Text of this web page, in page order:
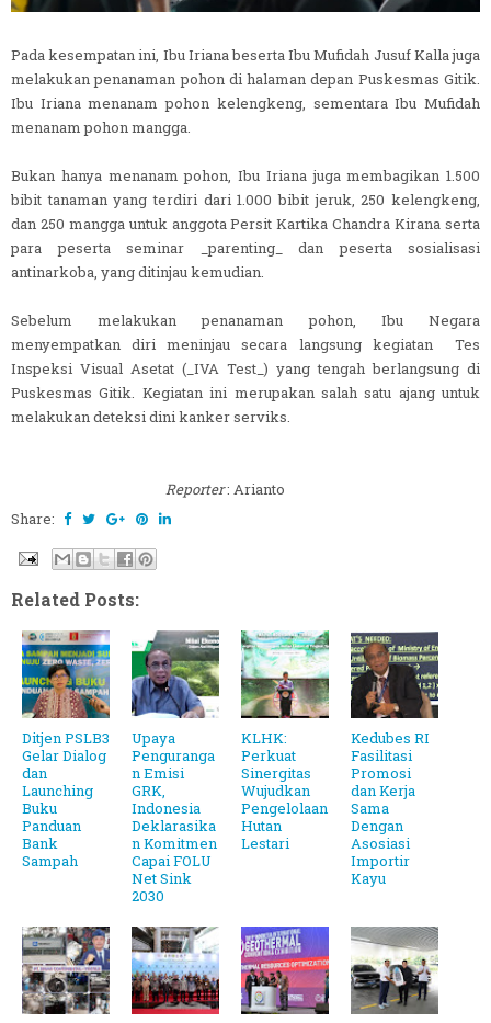
Pada kesempatan ini, Ibu Iriana beserta Ibu Mufidah Jusuf Kalla juga
melakukan penanaman pohon di halaman depan Puskesmas Gitik.
Ibu Iriana menanam pohon kelengkeng, sementara Ibu Mufidah
menanam pohon mangga.
Bukan hanya menanam pohon, Ibu Iriana juga membagikan 1.500
bibit tanaman yang terdiri dari 1.000 bibit jeruk, 250 kelengkeng,
dan 250 mangga untuk anggota Persit Kartika Chandra Kirana serta
para peserta seminar _parenting_ dan peserta sosialisasi
antinarkoba, yang ditinjau kemudian.
Sebelum melakukan penanaman pohon, Ibu Negara
menyempatkan diri meninjau secara langsung kegiatan Tes
Inspeksi Visual Asetat (_IVA Test_) yang tengah berlangsung di
Puskesmas Gitik. Kegiatan ini merupakan salah satu ajang untuk
melakukan deteksi dini kanker serviks.
Reporter: Arianto
Share:
Related Posts:
Ditjen PSLB3
Gelar Dialog
dan
Launching
Buku
Panduan
Bank
Sampah
Upaya
Penguranga
n Emisi
GRK,
Indonesia
Deklarasika
n Komitmen
Capai FOLU
Net Sink
2030
KLHK:
Perkuat
Sinergitas
Wujudkan
Pengelolaan
Hutan
Lestari
Kedubes RI
Fasilitasi
Promosi
dan Kerja
Sama
Dengan
Asosiasi
Importir
Kayu